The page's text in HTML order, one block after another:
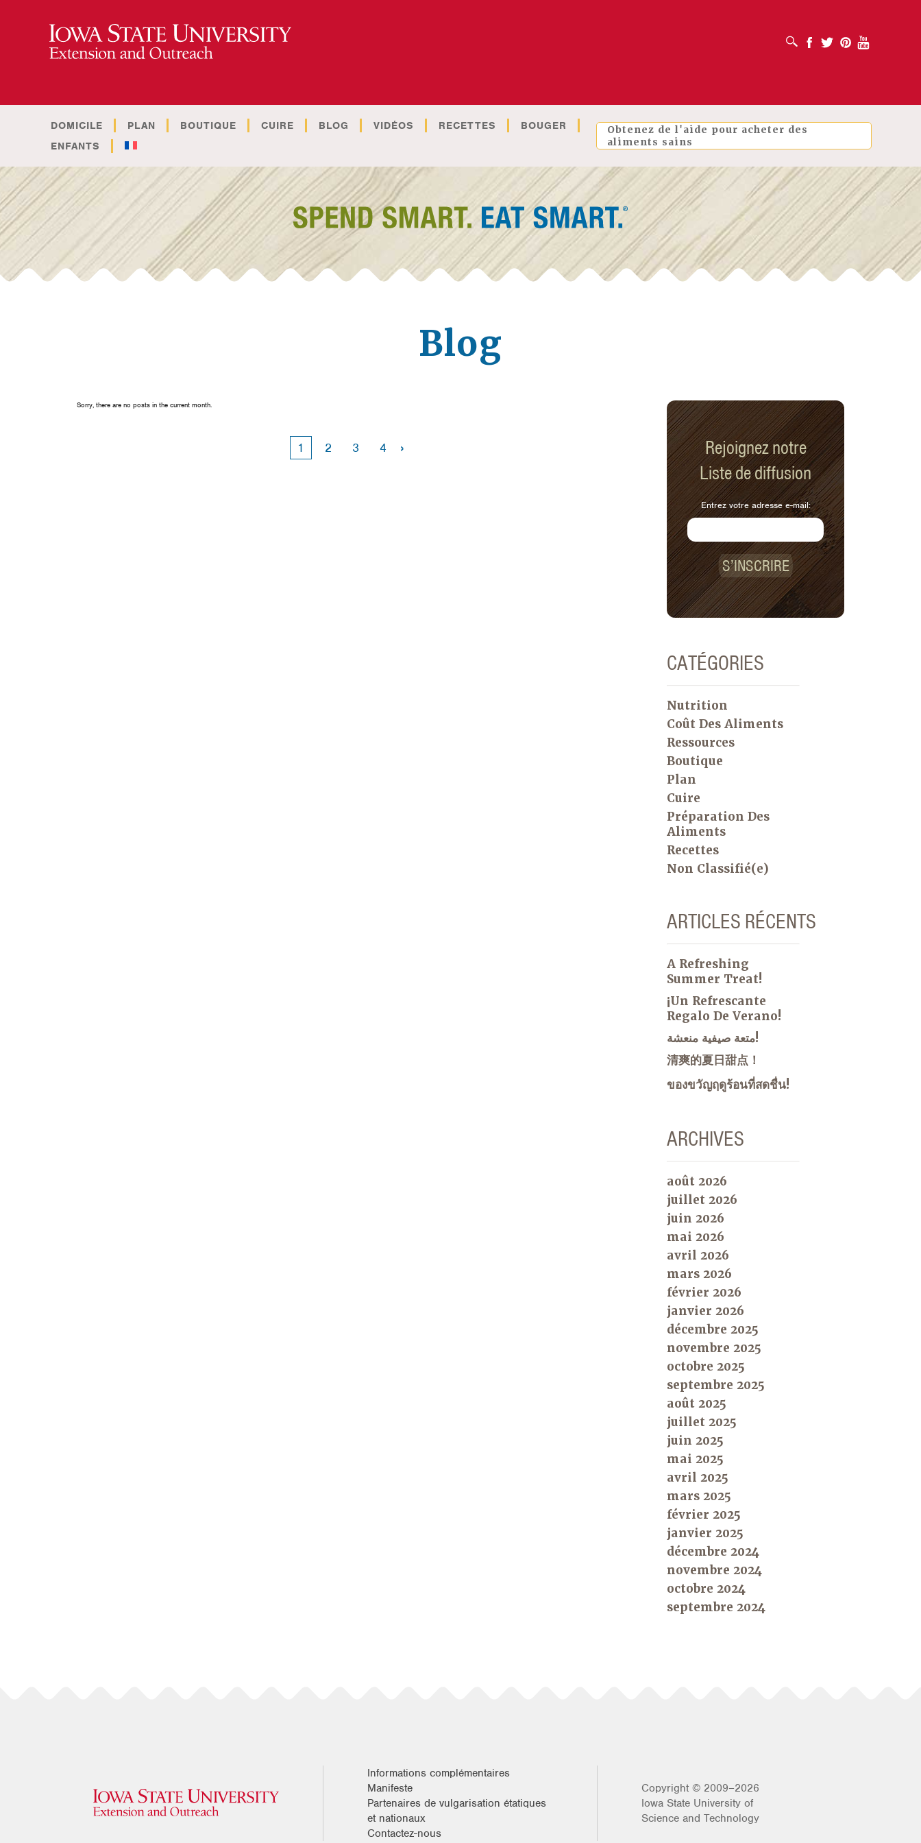
OUVRIR LA BOÎTE DE RECHERCHE
Facebook
Twitter PinterestYoutube
DOMICILE PLAN BOUTIQUE CUIRE BLOG VIDÉOS RECETTES
BOUGER
ENFANTS
Obtenez de l'aide pour acheter des
aliments sains
Blog
Sorry, there are no posts in the current month.
1 2 3 4 ›
Rejoignez notre
Liste de diffusion
Entrez votre adresse e-mail:
S’INSCRIRE
CATÉGORIES
Nutrition
Coût Des Aliments
Ressources
Boutique
Plan
Cuire
Préparation Des
Aliments
Recettes
Non Classifié(e)
ARTICLES RÉCENTS
A Refreshing
Summer Treat!
¡Un Refrescante
Regalo De Verano!
متعة صيفية منعشة!
清爽的夏日甜点！
ของขวัญฤดูร้อนที่สดชื่น!
ARCHIVES
août 2026
juillet 2026
juin 2026
mai 2026
avril 2026
mars 2026
février 2026
janvier 2026
décembre 2025
novembre 2025
octobre 2025
septembre 2025
août 2025
juillet 2025
juin 2025
mai 2025
avril 2025
mars 2025
février 2025
janvier 2025
décembre 2024
novembre 2024
octobre 2024
septembre 2024
Informations complémentaires
Manifeste
Partenaires de vulgarisation étatiques
et nationaux
Contactez-nous
Copyright © 2009–2026
Iowa State University of
Science and Technology